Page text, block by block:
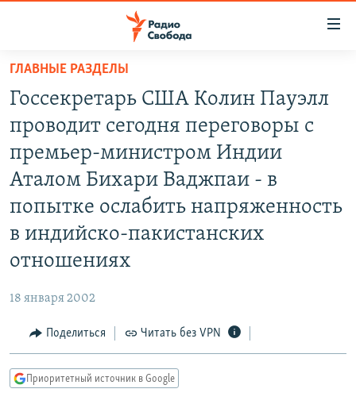
упрощенного
доступа
основному
содержанию
главной
навигации
ПОДКАСТЫ
АВТОРСКИЕ ПРОЕКТЫ
ЦИТАТЫ СВОБОДЫ
МНЕНИЯ
КУЛЬТУРА
IDEL.РЕАЛИИ
СИБИРЬ.РЕАЛИИ
РАСПИСАНИЕ ВЕЩАНИЯ
ГЛАВНЫЕ РАЗДЕЛЫ
Госсекретарь США Колин Пауэлл
проводит сегодня переговоры с
премьер-министром Индии
Аталом Бихари Ваджпаи - в
попытке ослабить напряженность
в индийско-пакистанских
отношениях
18 января 2002
Поделиться Читать без VPN
Приоритетный источник в Google